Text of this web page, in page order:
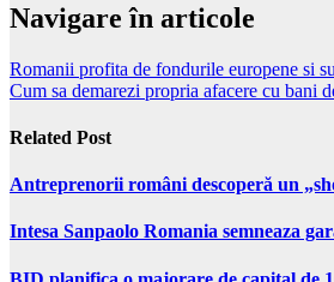
Navigare în articole
Romanii profita de fondurile europene si
Cum sa demarezi propria afacere cu bani
Related Post
Antreprenorii români descoperă un
Intesa Sanpaolo Romania semneaza